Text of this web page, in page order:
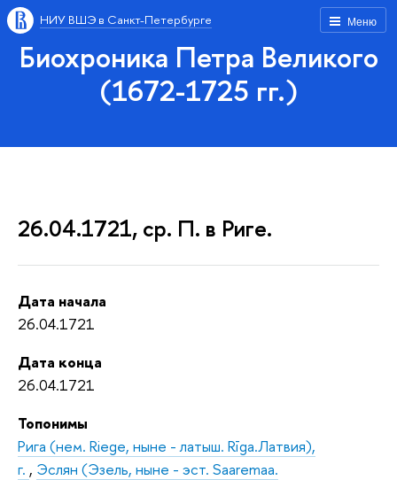
Меню
НИУ ВШЭ в Санкт-Петербурге
Биохроника Петра Великого
(1672-1725 гг.)
26.04.1721, ср. П. в Риге.
Дата начала
26.04.1721
Дата конца
26.04.1721
Топонимы
Рига (нем. Riege, ныне - латыш. Rīga.Латвия),
г. , Эслян (Эзель, ныне - эст. Saaremaa.